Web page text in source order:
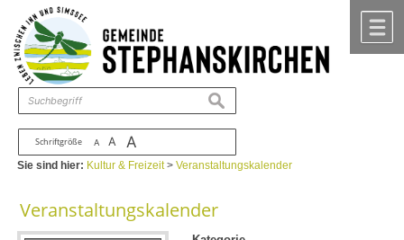
Zum Inhalt ,zur Navigation
Schriftgröße A A A
suchen
Sie sind hier: Kultur & Freizeit>Veranstaltungskalender
Veranstaltungskalender